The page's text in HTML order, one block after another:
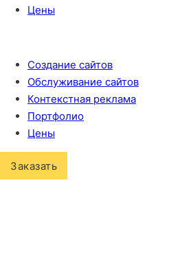
Цены
Создание сайтов
Обслуживание сайтов
Контекстная реклама
Портфолио
Цены
Заказать